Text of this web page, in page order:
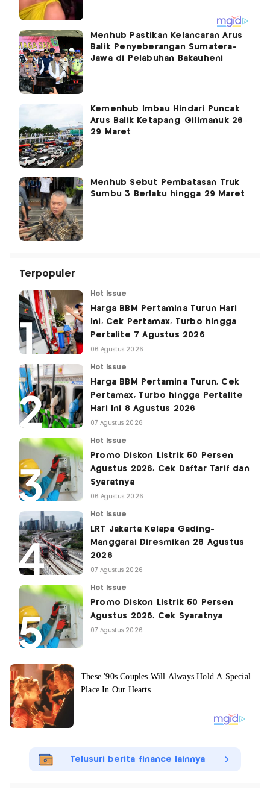
Menhub Pastikan Kelancaran Arus
Balik Penyeberangan Sumatera-
Jawa di Pelabuhan Bakauheni
Kemenhub Imbau Hindari Puncak
Arus Balik Ketapang–Gilimanuk 26–
29 Maret
Menhub Sebut Pembatasan Truk
Sumbu 3 Berlaku hingga 29 Maret
Terpopuler
Hot Issue
Harga BBM Pertamina Turun Hari
Ini, Cek Pertamax, Turbo hingga
Pertalite 7 Agustus 2026
06 Agustus 2026
Hot Issue
Harga BBM Pertamina Turun, Cek
Pertamax, Turbo hingga Pertalite
Hari Ini 8 Agustus 2026
07 Agustus 2026
Hot Issue
Promo Diskon Listrik 50 Persen
Agustus 2026, Cek Daftar Tarif dan
Syaratnya
06 Agustus 2026
Hot Issue
LRT Jakarta Kelapa Gading-
Manggarai Diresmikan 26 Agustus
2026
07 Agustus 2026
Hot Issue
Promo Diskon Listrik 50 Persen
Agustus 2026, Cek Syaratnya
07 Agustus 2026
Telusuri berita finance lainnya